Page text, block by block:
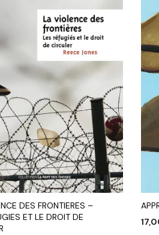
DES FRONTIERES –
ET LE DROIT DE